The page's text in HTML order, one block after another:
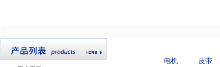
电机 皮带